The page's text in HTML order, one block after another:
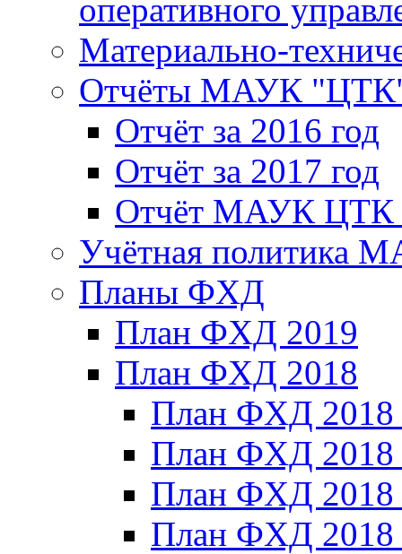
оперативного
Материально-
Отчёты МАУК
Отчёт за 2016 год
Отчёт за 2017 год
Отчёт МАУК ЦТК
Учётная политика
Планы ФХД
План ФХД 2019
План ФХД 2018
План ФХД
План ФХД
План ФХД
План ФХД